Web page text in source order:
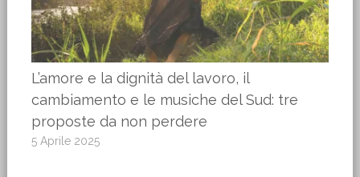
L’amore e la dignità del lavoro, il
cambiamento e le musiche del Sud: tre
proposte da non perdere
5 Aprile 2025